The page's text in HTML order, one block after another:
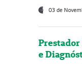
03 de
e